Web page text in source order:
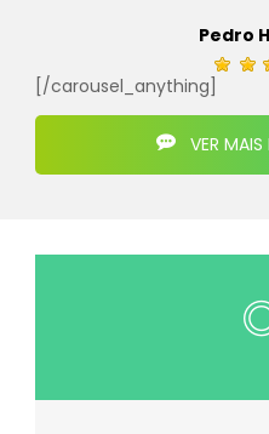
Pedro
[/carousel_anything]
VER